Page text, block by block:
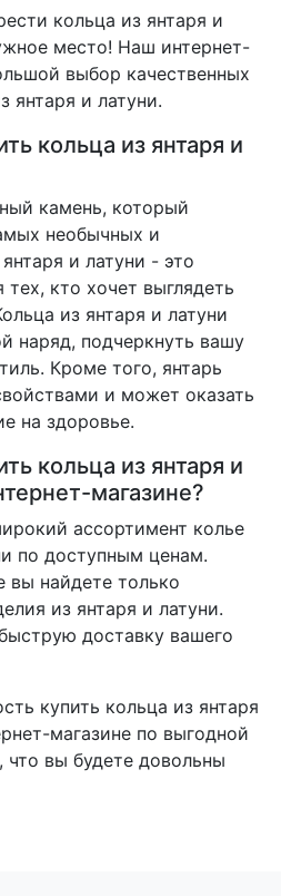
кольца из янтаря и
место! Наш интернет-
выбор качественных
янтаря и латуни.
кольца из янтаря и
камень, который
необычных и
и латуни - это
кто хочет выглядеть
из янтаря и латуни
наряд, подчеркнуть вашу
Кроме того, янтарь
и может оказать
на здоровье.
кольца из янтаря и
магазине?
ассортимент колье
по доступным ценам.
вы найдете только
из янтаря и латуни.
доставку вашего
купить кольца из янтаря
магазине по выгодной
вы будете довольны